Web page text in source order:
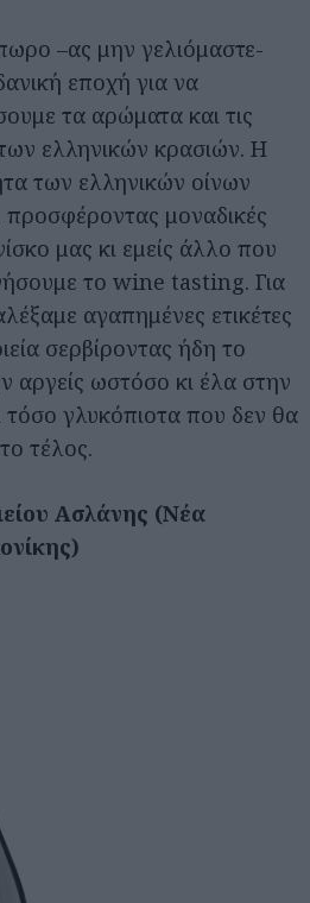
–ας μην γελιόμαστε-
εποχή για να
τα αρώματα και τις
ελληνικών κρασιών. Η
των ελληνικών οίνων
προσφέροντας μοναδικές
μας κι εμείς άλλο που
το wine tasting. Για
αγαπημένες ετικέτες
σερβίροντας ήδη το
ωστόσο κι έλα στην
τόσο γλυκόπιοτα που δεν θα
τέλος.
Ασλάνης (Νέα